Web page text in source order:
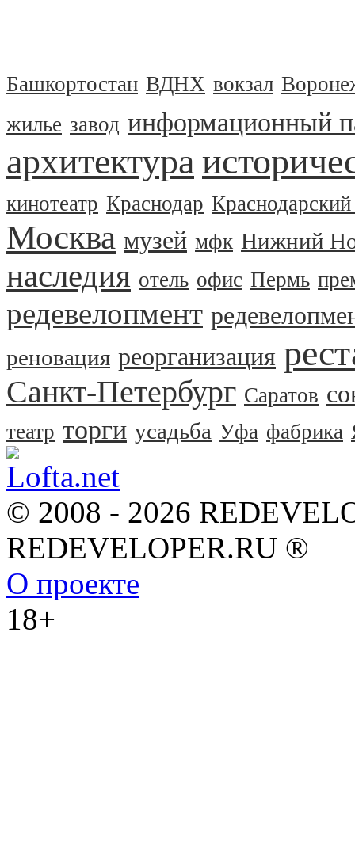
Башкортостан ВДНХ вокзал
жилье завод информационный
архитектура
кинотеатр Краснодар
Москва музей мфк Нижний
наследия отель офис Пермь
редевелопмент
реновация реорганизация
Санкт-Петербург Саратов
театр торги усадьба Уфа фабрика
© 2008 - 2026
REDEVELOPER.RU ®
О проекте
18+